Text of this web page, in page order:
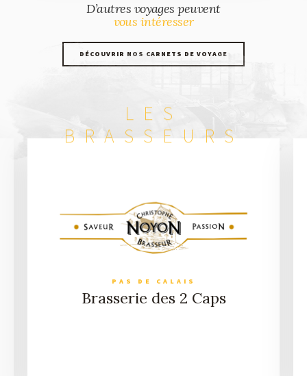
D’autres voyages peuvent
vous intéresser
DÉCOUVRIR NOS CARNETS DE VOYAGE
LES
BRASSEURS
PAS DE CALAIS
Brasserie des 2 Caps